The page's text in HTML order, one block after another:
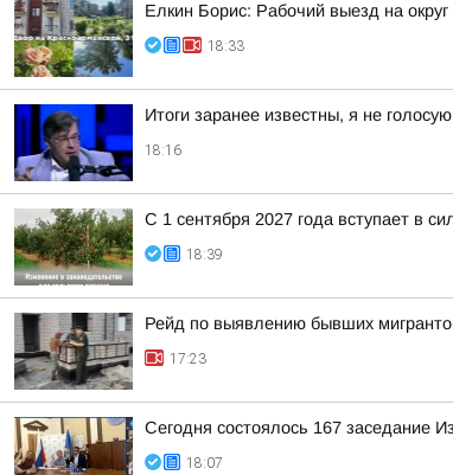
Елкин Борис: Рабочий выезд на
18:33
Итоги заранее известны, я не
18:16
С 1 сентября 2027 года вступает в
18:39
Рейд по выявлению бывших
17:23
Сегодня состоялось 167 заседание
18:07